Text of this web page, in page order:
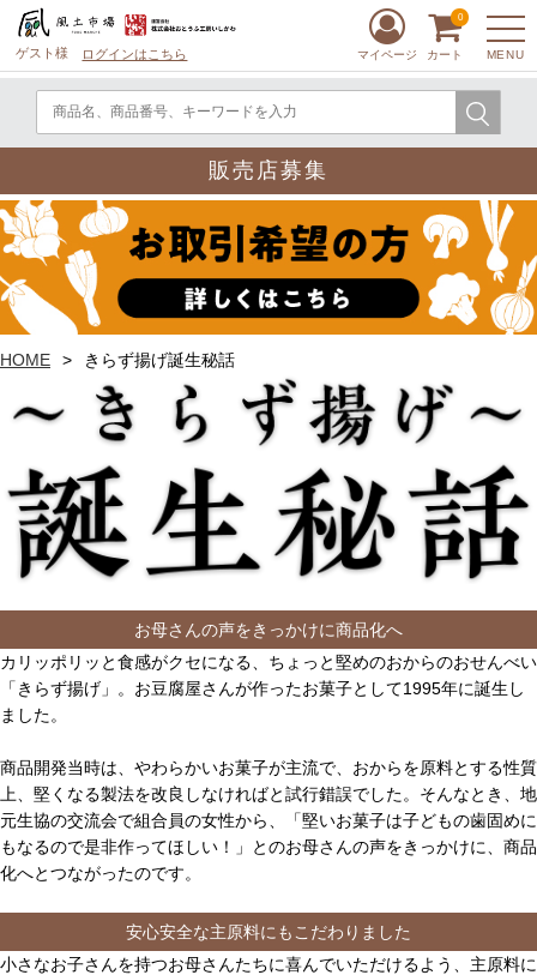
MENU
販売店募集
ゲスト様 ログインはこちら マイページ カート
0
HOME きらず揚げ誕生秘話
お母さんの声をきっかけに商品化へ
カリッポリッと食感がクセになる、ちょっと堅めのおからのおせんべい
「きらず揚げ」。お豆腐屋さんが作ったお菓子として1995年に誕生し
ました。
商品開発当時は、やわらかいお菓子が主流で、おからを原料とする性質
上、堅くなる製法を改良しなければと試行錯誤でした。そんなとき、地
元生協の交流会で組合員の女性から、「堅いお菓子は子どもの歯固めに
もなるので是非作ってほしい！」とのお母さんの声をきっかけに、商品
化へとつながったのです。
安心安全な主原料にもこだわりました
小さなお子さんを持つお母さんたちに喜んでいただけるよう、主原料に